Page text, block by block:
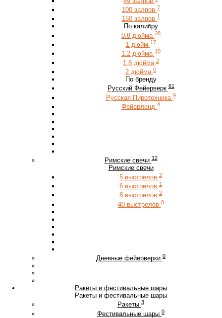
100 залпов 7
150 залпов 1
По калибру
0.8 дюйма 28
1 дюйм 17
1.2 дюйма 10
1.8 дюйма 2
2 дюйма 0
По бренду
Русский Фейерверк 61
Русская Пиротехника 9
Фейерленд 4
Римские свечи 12
Римские свечи
5 выстрелов 2
6 выстрелов 1
8 выстрелов 2
40 выстрелов 0
Дневные фейерверки 0
Ракеты и фестивальные шары
Ракеты и фестивальные шары
Ракеты 3
Фестивальные шары 0